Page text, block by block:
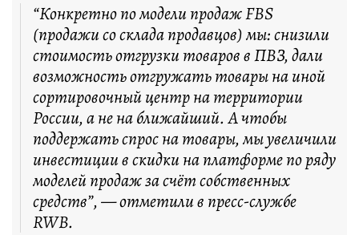
“Конкретно по модели продаж FBS
(продажи со склада продавцов) мы: снизили
стоимость отгрузки товаров в ПВЗ, дали
возможность отгружать товары на иной
сортировочный центр на территории
России, а не на ближайший. А чтобы
поддержать спрос на товары, мы увеличили
инвестиции в скидки на платформе по ряду
моделей продаж за счёт собственных
средств”, — отметили в пресс-службе
RWB.